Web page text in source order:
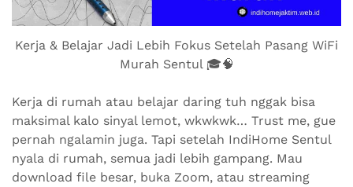
Kerja & Belajar Jadi Lebih Fokus Setelah Pasang WiFi
Murah Sentul 🎓🧠
Kerja di rumah atau belajar daring tuh nggak bisa
maksimal kalo sinyal lemot, wkwkwk… Trust me, gue
pernah ngalamin juga. Tapi setelah IndiHome Sentul
nyala di rumah, semua jadi lebih gampang. Mau
download file besar, buka Zoom, atau streaming